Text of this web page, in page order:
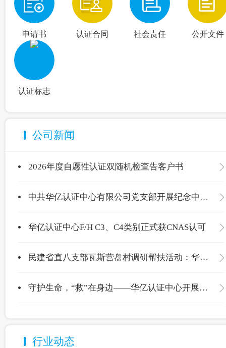
申请书 认证合同 社会责任 公开文件
认证标志
公司新闻
2026年度自愿性认证双随机检查告客户书
中共华亿认证中心有限公司党支部开展纪念中国共产党成立105周年主题党日活动
华亿认证中心F/H C3、C4类别正式获CNAS认可
民建省直八支部瓦斯营盘村调研帮扶活动：华亿认证中心爱心捐赠温暖校园
守护生命，“救”在身边——华亿认证中心开展应急救护专项培训
行业动态